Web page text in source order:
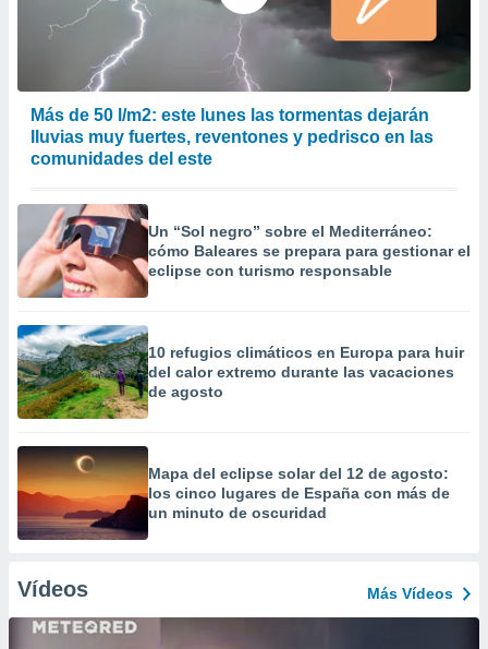
Más de 50 l/m2: este lunes las tormentas dejarán
lluvias muy fuertes, reventones y pedrisco en las
comunidades del este
Un “Sol negro” sobre el Mediterráneo:
cómo Baleares se prepara para gestionar el
eclipse con turismo responsable
10 refugios climáticos en Europa para huir
del calor extremo durante las vacaciones
de agosto
Mapa del eclipse solar del 12 de agosto:
los cinco lugares de España con más de
un minuto de oscuridad
Vídeos Más Vídeos